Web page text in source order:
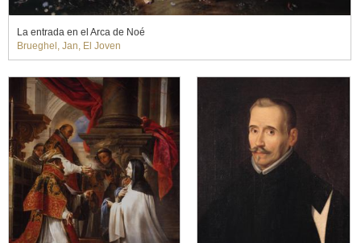
La entrada en el Arca de Noé
Brueghel, Jan, El Joven